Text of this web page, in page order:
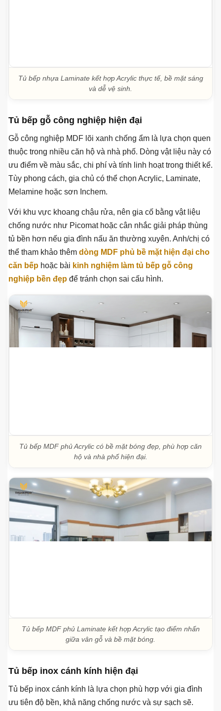
Tủ bếp nhựa Laminate kết hợp Acrylic thực tế, bề mặt sáng
và dễ vệ sinh.
Tủ bếp gỗ công nghiệp hiện đại
Gỗ công nghiệp MDF lõi xanh chống ẩm là lựa chọn quen
thuộc trong nhiều căn hộ và nhà phố. Dòng vật liệu này có
ưu điểm về màu sắc, chi phí và tính linh hoạt trong thiết kế.
Tùy phong cách, gia chủ có thể chọn Acrylic, Laminate,
Melamine hoặc sơn Inchem.
Với khu vực khoang chậu rửa, nên gia cố bằng vật liệu
chống nước như Picomat hoặc cân nhắc giải pháp thùng
tủ bền hơn nếu gia đình nấu ăn thường xuyên. Anh/chị có
thể tham khảo thêm dòng MDF phủ bề mặt hiện đại cho
căn bếp hoặc bài kinh nghiệm làm tủ bếp gỗ công
nghiệp bền đẹp để tránh chọn sai cấu hình.
Tủ bếp MDF phủ Acrylic có bề mặt bóng đẹp, phù hợp căn
hộ và nhà phố hiện đại.
Tủ bếp MDF phủ Laminate kết hợp Acrylic tạo điểm nhấn
giữa vân gỗ và bề mặt bóng.
Tủ bếp inox cánh kính hiện đại
Tủ bếp inox cánh kính là lựa chọn phù hợp với gia đình
ưu tiên độ bền, khả năng chống nước và sự sạch sẽ.